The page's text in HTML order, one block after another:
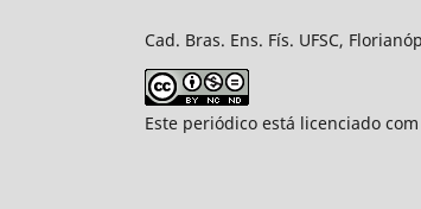
Cad. Bras. Ens. Fís. UFSC,
Este periódico está licenciado